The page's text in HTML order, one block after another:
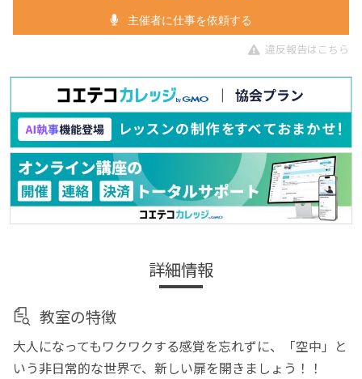
主催者に仕事を依頼する
違反報告はこちら
詳細情報
教室の特徴
大人になってもワクワクする感覚を忘れずに、「空中」と
いう非日常的な世界で、新しい扉を開きましょう！！